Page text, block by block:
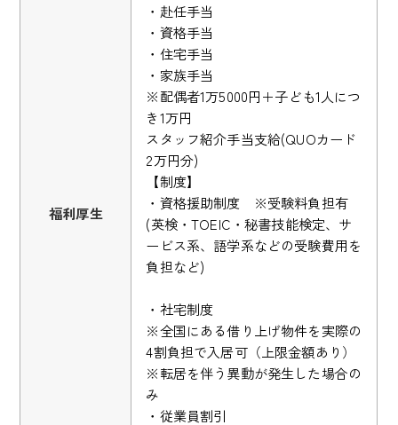
福利厚生
・赴任手当
・資格手当
・住宅手当
・家族手当
※配偶者1万5000円＋子ども1人につ
き1万円
スタッフ紹介手当支給(QUOカード
2万円分)
【制度】
・資格援助制度 ※受験料負担有
(英検・TOEIC・秘書技能検定、サ
ービス系、語学系などの受験費用を
負担など)
・社宅制度
※全国にある借り上げ物件を実際の
4割負担で入居可（上限金額あり）
※転居を伴う異動が発生した場合の
み
・従業員割引